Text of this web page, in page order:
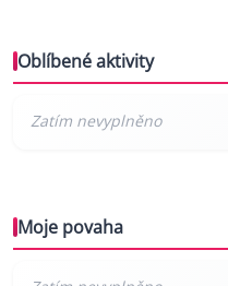
Oblíbené aktivity
Moje povaha